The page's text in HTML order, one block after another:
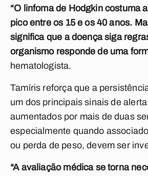
“O linfoma de Hodgkin costuma
pico entre os 15 e os 40 anos.
significa que a doença siga
organismo responde de uma
hematologista.
Tamíris reforça que a
um dos principais sinais de
aumentados por mais de duas
especialmente quando
ou perda de peso, devem ser
“A avaliação médica se torna